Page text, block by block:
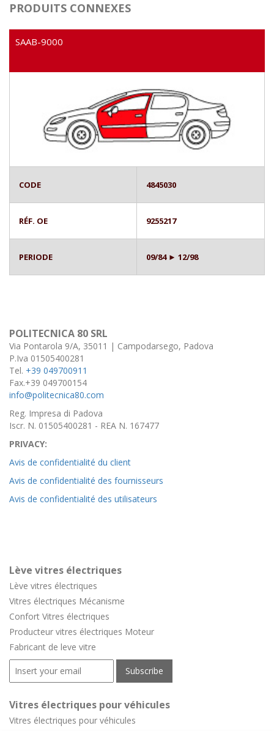
PRODUITS CONNEXES
SAAB-9000
CODE 4845030
RÉF. OE 9255217
PERIODE 09/84 ► 12/98
POLITECNICA 80 SRL
Via Pontarola 9/A, 35011 | Campodarsego, Padova
P.Iva 01505400281
Tel. +39 049700911
Fax.+39 049700154
info@politecnica80.com
Reg. Impresa di Padova
Iscr. N. 01505400281 - REA N. 167477
PRIVACY:
Avis de confidentialité du client
Avis de confidentialité des fournisseurs
Avis de confidentialité des utilisateurs
Lève vitres électriques
Lève vitres électriques
Vitres électriques Mécanisme
Confort Vitres électriques
Producteur vitres électriques Moteur
Fabricant de leve vitre
Vitres électriques pour véhicules
Vitres électriques pour véhicules